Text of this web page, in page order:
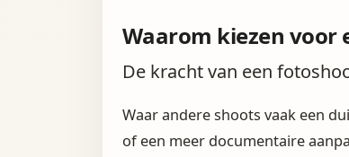
Waarom kiezen voor
De kracht van een
Waar andere shoots vaak een
of een meer documentaire